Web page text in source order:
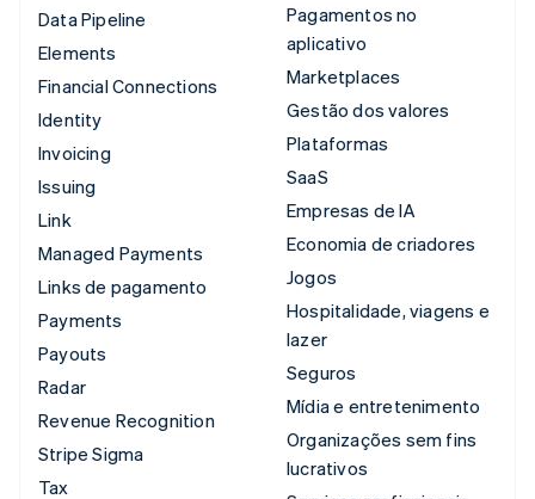
Data Pipeline
Elements
Financial Connections
Identity
Invoicing
Issuing
Link
Managed Payments
Links de pagamento
Payments
Payouts
Radar
Revenue Recognition
Stripe Sigma
Tax
Pagamentos no
aplicativo
Marketplaces
Gestão dos valores
Plataformas
SaaS
Empresas de IA
Economia de criadores
Jogos
Hospitalidade, viagens e
lazer
Seguros
Mídia e entretenimento
Organizações sem fins
lucrativos